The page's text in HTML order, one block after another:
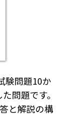
験問題10か
問題です。
と解説の構